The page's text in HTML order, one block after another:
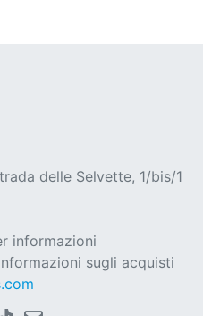
delle Selvette, 1/bis/1
informazioni
sugli acquisti